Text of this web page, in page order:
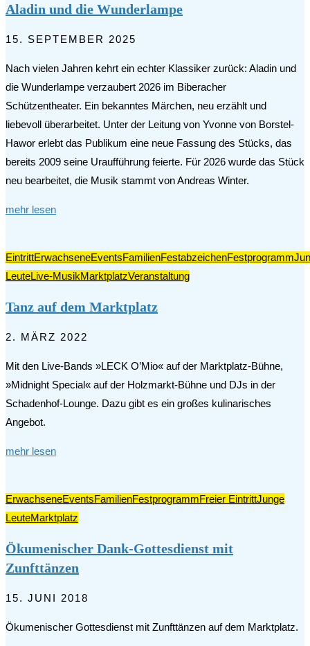
Aladin und die Wunderlampe
15. SEPTEMBER 2025
Nach vielen Jahren kehrt ein echter Klassiker zurück: Aladin und
die Wunderlampe verzaubert 2026 im Biberacher
Schützentheater. Ein bekanntes Märchen, neu erzählt und
liebevoll überarbeitet. Unter der Leitung von Yvonne von Borstel-
Hawor erlebt das Publikum eine neue Fassung des Stücks, das
bereits 2009 seine Uraufführung feierte. Für 2026 wurde das Stück
neu bearbeitet, die Musik stammt von Andreas Winter.
mehr lesen
EintrittErwachseneEventsFamilienFestabzeichenFestprogramm
LeuteLive-MusikMarktplatzVeranstaltung
Tanz auf dem Marktplatz
2. MÄRZ 2022
Mit den Live-Bands »LECK O’Mio« auf der Marktplatz-Bühne,
»Midnight Special« auf der Holzmarkt-Bühne und DJs in der
Schadenhof-Lounge. Dazu gibt es ein großes kulinarisches
Angebot.
mehr lesen
ErwachseneEventsFamilienFestprogrammFreier EintrittJunge
LeuteMarktplatz
Ökumenischer Dank-Gottesdienst mit
Zunfttänzen
15. JUNI 2018
Ökumenischer Gottesdienst mit Zunfttänzen auf dem Marktplatz.